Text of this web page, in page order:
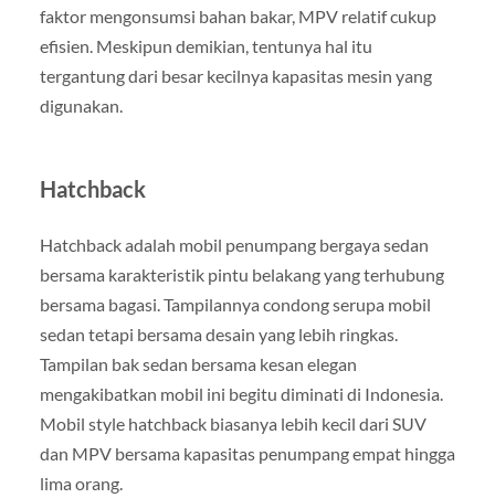
faktor mengonsumsi bahan bakar, MPV relatif cukup
efisien. Meskipun demikian, tentunya hal itu
tergantung dari besar kecilnya kapasitas mesin yang
digunakan.
Hatchback
Hatchback adalah mobil penumpang bergaya sedan
bersama karakteristik pintu belakang yang terhubung
bersama bagasi. Tampilannya condong serupa mobil
sedan tetapi bersama desain yang lebih ringkas.
Tampilan bak sedan bersama kesan elegan
mengakibatkan mobil ini begitu diminati di Indonesia.
Mobil style hatchback biasanya lebih kecil dari SUV
dan MPV bersama kapasitas penumpang empat hingga
lima orang.